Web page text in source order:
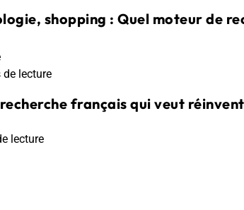
shopping : Quel moteur de
lecture
français qui veut
lecture